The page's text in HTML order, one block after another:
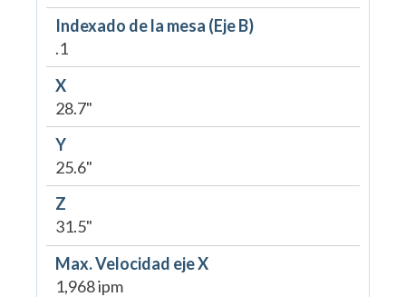
Indexado de la mesa (Eje B)
.1
X
28.7"
Y
25.6"
Z
31.5"
Max. Velocidad eje X
1,968 ipm